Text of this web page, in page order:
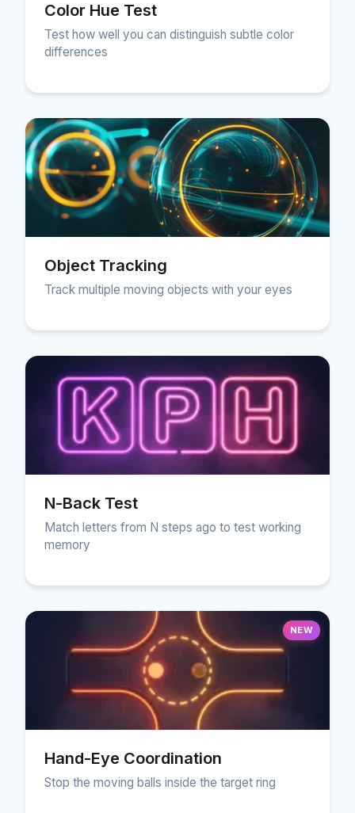
Color Hue Test
Test how well you can distinguish subtle color
differences
Object Tracking
Track multiple moving objects with your eyes
N-Back Test
Match letters from N steps ago to test working
memory
NEW
Hand-Eye Coordination
Stop the moving balls inside the target ring